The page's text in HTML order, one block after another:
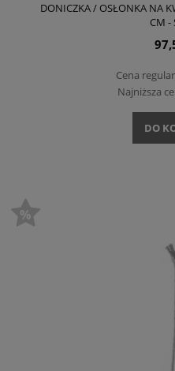
DONICZKA / OSŁONKA NA
CM -
Cena
Najniższa
DO